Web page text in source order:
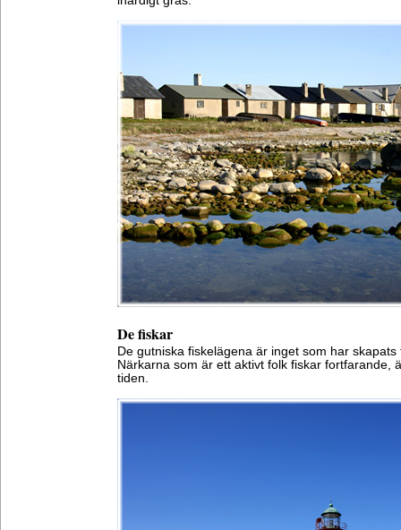
De fiskar
De gutniska fiskelägena är inget som har
Närkarna som är ett aktivt folk fiskar fortfarande,
tiden.